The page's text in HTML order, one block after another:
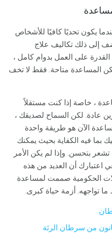
يكون تحديًا كافيًا للأشخاص
إلى ذلك تكاليف علاج
على العمل بدوام كامل ،
لكن المساعدة متاحة. فقط لا تخف
، خاصة إذا كنت مستقلاً
عادة. لكن السماح لصديقك ،
الآن هو طريقة واحدة
فيه الكفاية بحيث يمكنك
بتحسن. وإذا لم يكن الأمر
أن العديد من هذه
الحكومية صممت لمساعدة
تواجهه. أزمة حياة كبرى.
من سرطان الرئة